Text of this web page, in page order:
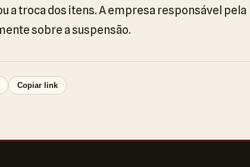
a troca dos itens. A empresa responsável pela
sobre a suspensão.
Copiar link